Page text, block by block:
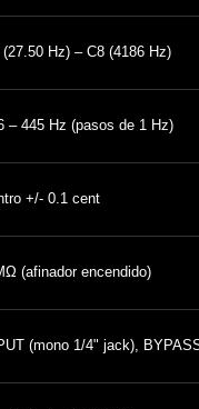
Hz) – C8 (4186 Hz)
– 445 Hz (pasos de 1 Hz)
+/- 0.1 cent
(afinador encendido)
(mono 1/4" jack),